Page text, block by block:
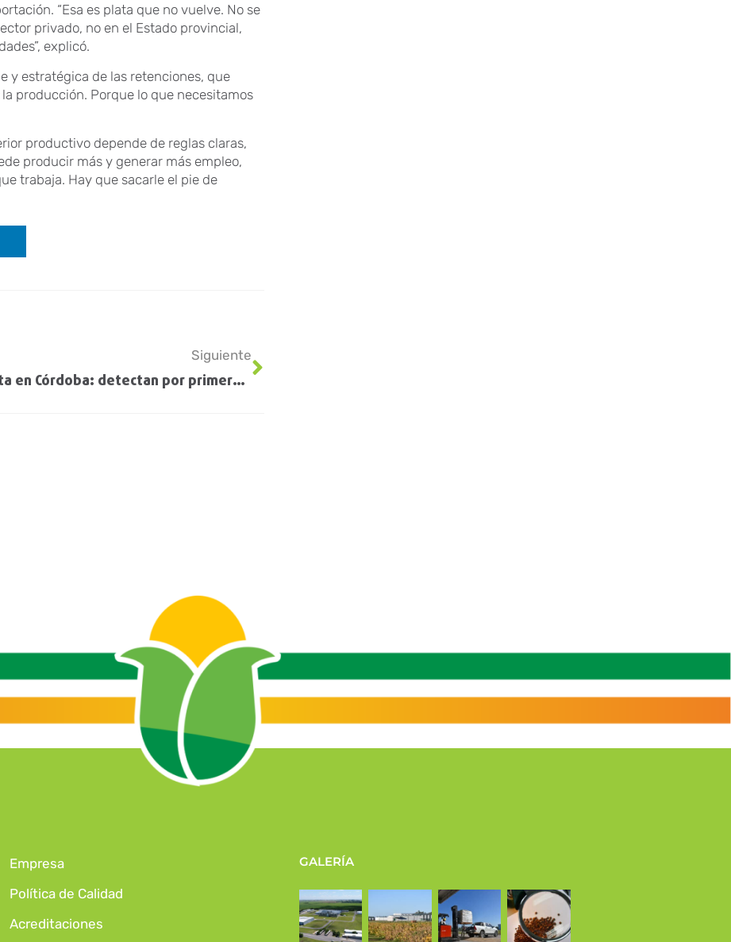
“Esa es plata que no vuelve. No se
privado, no en el Estado provincial,
explicó.
y estratégica de las retenciones, que
producción. Porque lo que necesitamos
productivo depende de reglas claras,
producir más y generar más empleo,
trabaja. Hay que sacarle el pie de
Siguiente
Alerta en Córdoba: detectan por primera vez al picudo negro en soja
Empresa
Política de Calidad
Acreditaciones
GALERÍA